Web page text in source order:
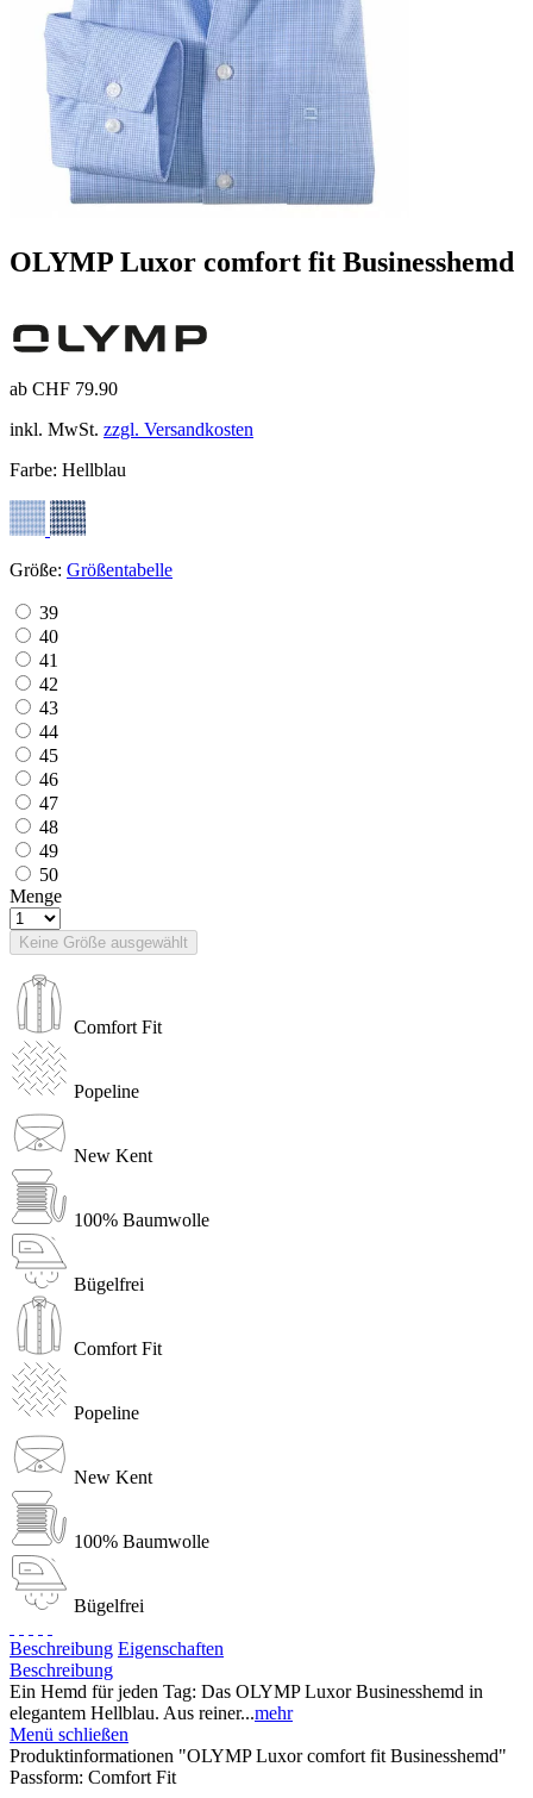
OLYMP Luxor comfort fit Businesshemd
ab CHF 79.90
inkl. MwSt. zzgl. Versandkosten
Farbe: Hellblau
Größe: Größentabelle
39
40
41
42
43
44
45
46
47
48
49
50
Menge
Keine Größe ausgewählt
Comfort Fit
Popeline
New Kent
100% Baumwolle
Bügelfrei
Comfort Fit
Popeline
New Kent
100% Baumwolle
Bügelfrei
Beschreibung Eigenschaften
Beschreibung
Ein Hemd für jeden Tag: Das OLYMP Luxor Businesshemd in
elegantem Hellblau. Aus reiner...mehr
Menü schließen
Produktinformationen "OLYMP Luxor comfort fit Businesshemd"
Passform: Comfort Fit